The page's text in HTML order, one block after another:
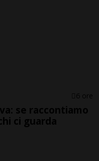
6 ore
se raccontiamo
ci guarda